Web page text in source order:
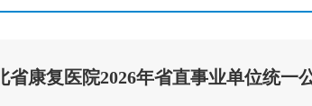
省康复医院2026年省直事业单位统一